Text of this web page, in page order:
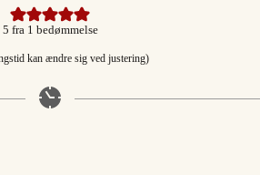
5 fra 1 bedømmelse
kan ændre sig ved justering)